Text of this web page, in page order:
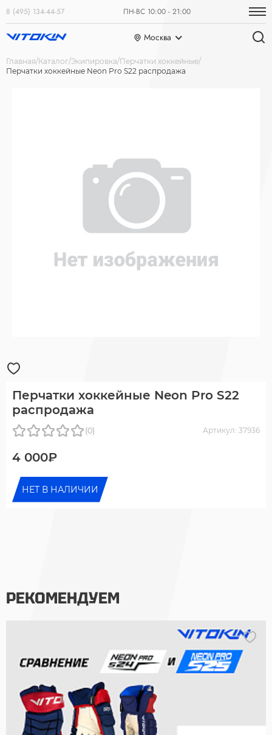
8 (495) 134-44-57 ПН-ВС 10:00 - 21:00
Москва
Главная Каталог Экипировка Перчатки хоккейные
Перчатки хоккейные Neon Pro S22 распродажа
Перчатки хоккейные Neon Pro S22
распродажа
(0) Артикул: 37936
4 000₽
НЕТ В НАЛИЧИИ
РЕКОМЕНДУЕМ